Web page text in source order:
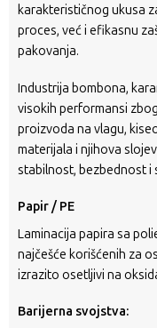
karakterističnog ukusa
proces, već i efikasnu
pakovanja.
Industrija bombona,
visokih performansi
proizvoda na vlagu,
materijala i njihova
stabilnost, bezbednost
Papir / PE
Laminacija papira sa
najčešće korišćenih za
izrazito osetljivi na
Barijerna svojstva: